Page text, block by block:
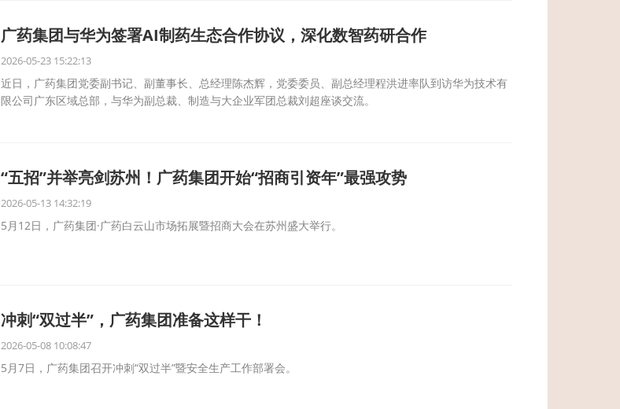
广药集团与华为签署AI制药生态合作协议，深化数智药研合作
2026-05-23 15:22:13
近日，广药集团党委副书记、副董事长、总经理陈杰辉，党委委员、副总经理程洪进率队到访华为技术有
限公司广东区域总部，与华为副总裁、制造与大企业军团总裁刘超座谈交流。
“五招”并举亮剑苏州！广药集团开始“招商引资年”最强攻势
2026-05-13 14:32:19
5月12日，广药集团·广药白云山市场拓展暨招商大会在苏州盛大举行。
冲刺“双过半”，广药集团准备这样干！
2026-05-08 10:08:47
5月7日，广药集团召开冲刺“双过半”暨安全生产工作部署会。